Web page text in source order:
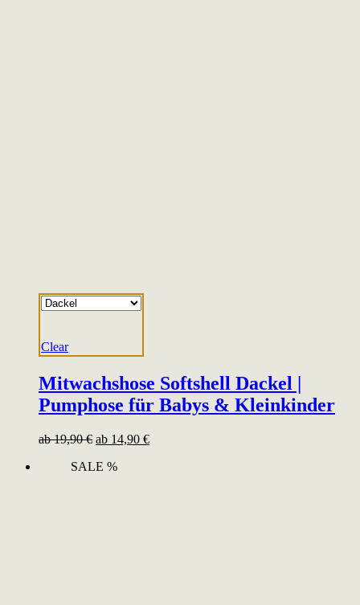
Clear
Mitwachshose Softshell Dackel |
Pumphose für Babys & Kleinkinder
ab19,90€ ab 14,90 €
SALE %